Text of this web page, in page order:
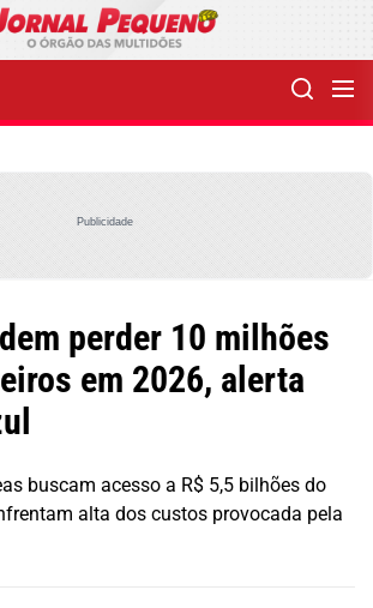
Publicidade
perder 10 milhões
em 2026, alerta
buscam acesso a R$ 5,5 bilhões do
alta dos custos provocada pela